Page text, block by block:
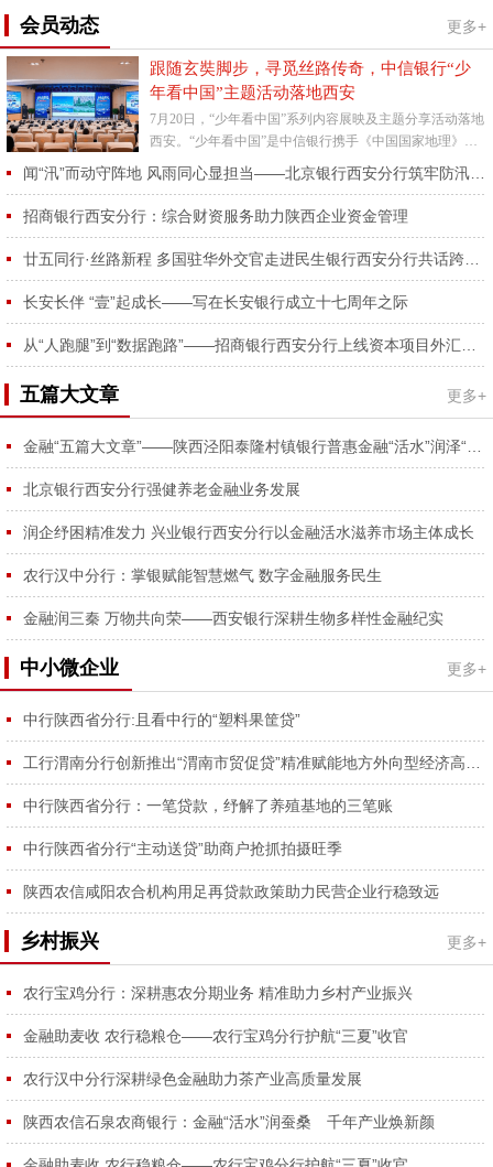
会员动态 更多+
跟随玄奘脚步，寻觅丝路传奇，中信银行“少
年看中国”主题活动落地西安
7月20日，“少年看中国”系列内容展映及主题分享活动落地
西安。“少年看中国”是中信银行携手《中国国家地理》杂
志社为亲子家庭特别打造的主题活动，旨在以精彩地理内
容...
招商银行西安分行：综合财资服务助力陕西企业资金管理
长安长伴 “壹”起成长——写在长安银行成立十七周年之际
五篇大文章 更多+
北京银行西安分行强健养老金融业务发展
润企纾困精准发力 兴业银行西安分行以金融活水滋养市场主体成长
农行汉中分行：掌银赋能智慧燃气 数字金融服务民生
金融润三秦 万物共向荣——西安银行深耕生物多样性金融纪实
中小微企业 更多+
中行陕西省分行:且看中行的“塑料果筐贷”
中行陕西省分行：一笔贷款，纾解了养殖基地的三笔账
中行陕西省分行“主动送贷”助商户抢抓拍摄旺季
陕西农信咸阳农合机构用足再贷款政策助力民营企业行稳致远
乡村振兴 更多+
农行宝鸡分行：深耕惠农分期业务 精准助力乡村产业振兴
金融助麦收 农行稳粮仓——农行宝鸡分行护航“三夏”收官
农行汉中分行深耕绿色金融助力茶产业高质量发展
陕西农信石泉农商银行：金融“活水”润蚕桑 千年产业焕新颜